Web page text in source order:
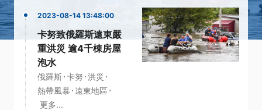
2023-08-14 13:48:00
卡努致俄羅斯遠東嚴
重洪災 逾4千棟房屋
泡水
俄羅斯·卡努 ·洪災 ·
熱帶風暴 ·遠東地區 ·
更多...